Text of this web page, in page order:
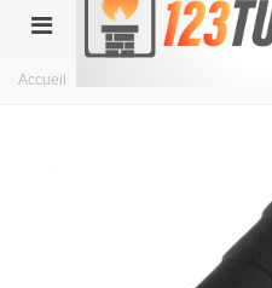
Accueil